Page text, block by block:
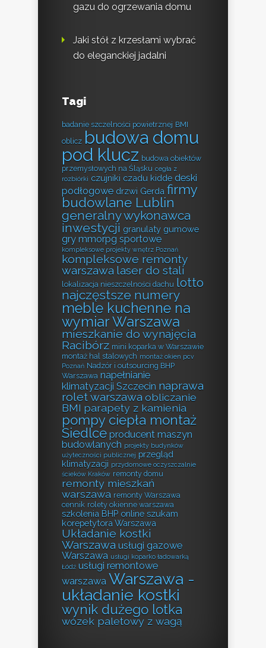
gazu do ogrzewania domu
Jaki stół z krzesłami wybrać
do eleganckiej jadalni
Tagi
badanie szczelności powietrznej BMI
oblicz budowa domu
pod klucz budowa obiektów
przemysłowych na Śląsku cegła z
rozbiórki czujniki czadu kidde deski
podłogowe drzwi Gerda firmy
budowlane Lublin
generalny wykonawca
inwestycji granulaty gumowe
gry mmorpg sportowe
kompleksowe projekty wnętrz Poznań
kompleksowe remonty
warszawa laser do stali
lokalizacja nieszczelności dachu lotto
najczęstsze numery
meble kuchenne na
wymiar Warszawa
mieszkanie do wynajęcia
Racibórz mini koparka w Warszawie
montaż hal stalowych montaż okien pcv
Poznań Nadzór i outsourcing BHP
Warszawa napełnianie
klimatyzacji Szczecin naprawa
rolet warszawa obliczanie
BMI parapety z kamienia
pompy ciepła montaż
Siedlce producent maszyn
budowlanych projekty budynków
użyteczności publicznej przegląd
klimatyzacji przydomowe oczyszczalnie
ścieków Kraków remonty domu
remonty mieszkań
warszawa remonty Warszawa
cennik rolety okienne warszawa
szkolenia BHP online szukam
korepetytora Warszawa
Układanie kostki
Warszawa usługi gazowe
Warszawa usługi koparko ładowarką
Łódź usługi remontowe
warszawa Warszawa -
układanie kostki
wynik dużego lotka
wózek paletowy z wagą